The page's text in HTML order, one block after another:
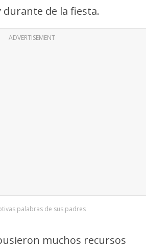
de la fiesta.
ADVERTISEMENT
palabras de sus padres
muchos recursos